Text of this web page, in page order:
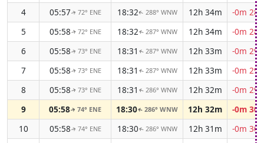
4
05:57↑ 72° ENE 18:32↑ 288° WNW 12h 34m
-0m 28s
5
05:58↑ 72° ENE 18:32↑ 287° WNW 12h 34m
-0m 28s
6
05:58↑ 73° ENE 18:31 ↑ 287° WNW 12h 33m
-0m 29s
7
05:58↑ 73° ENE 18:31 ↑ 287° WNW 12h 33m
-0m 29s
8
05:58↑ 73° ENE 18:31 ↑ 286° WNW 12h 32m
-0m 29s
9
05:58↑ 74° ENE 18:30↑ 286° WNW 12h 32m
-0m 30s
10
05:58↑ 74° ENE 18:30↑ 286° WNW 12h 31m
-0m 30s